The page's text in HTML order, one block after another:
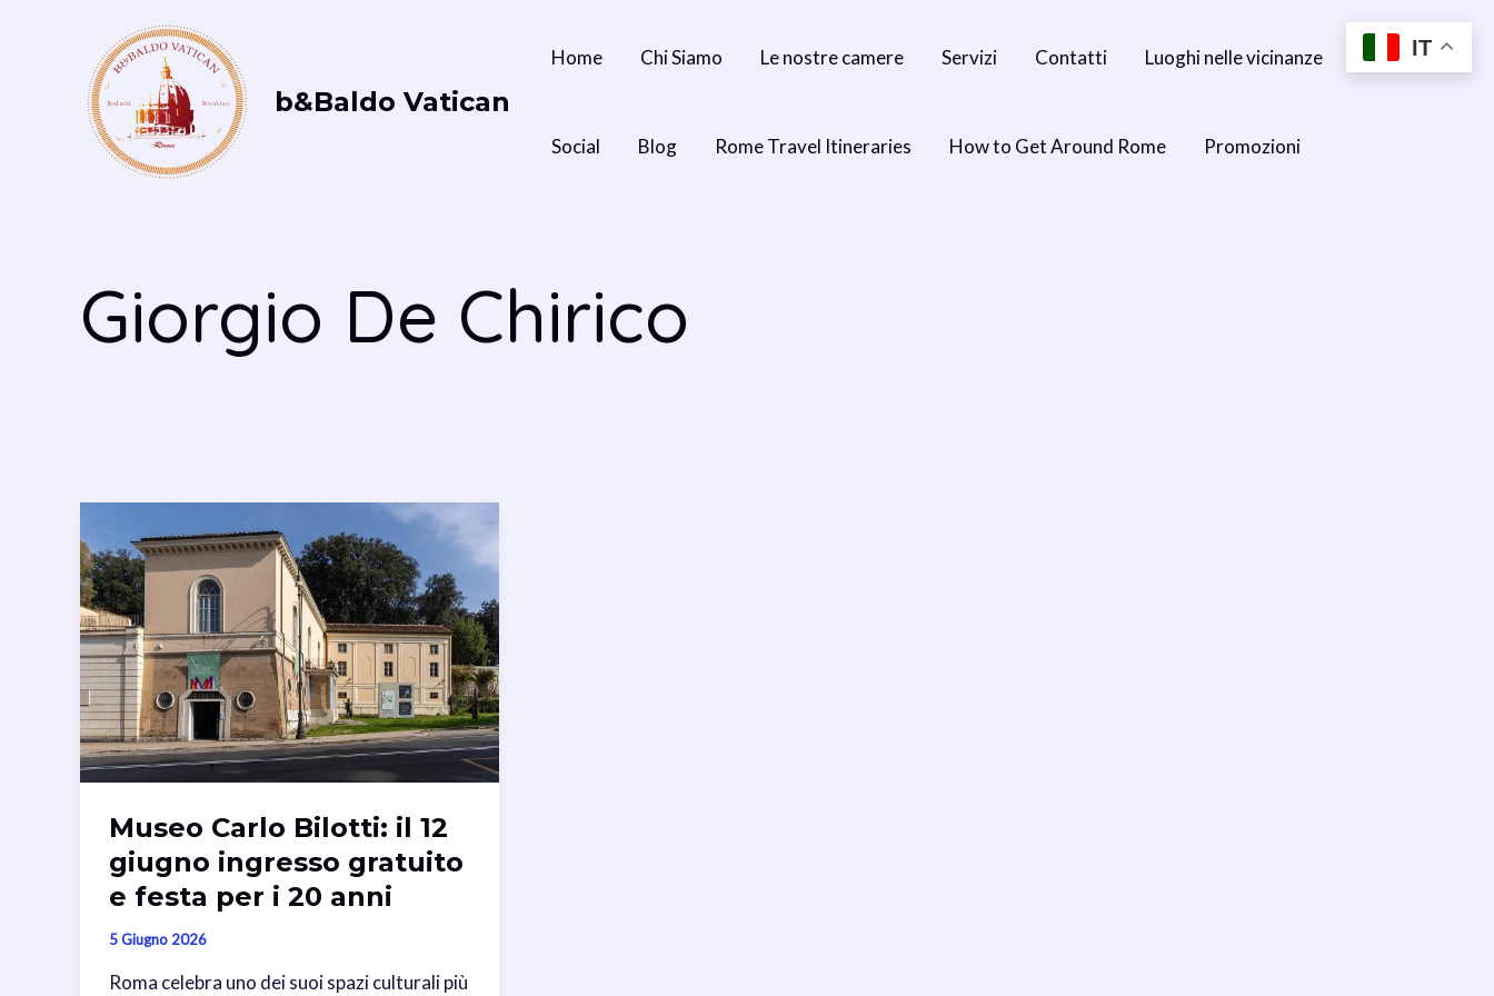
b&Baldo Vatican
Home Chi Siamo Le nostre camere Servizi Contatti Luoghi nelle vicinanze
Social Blog Rome Travel Itineraries How to Get Around Rome Promozioni
Giorgio De Chirico
Museo Carlo Bilotti: il 12
giugno ingresso gratuito
e festa per i 20 anni
5 Giugno 2026
Roma celebra uno dei suoi spazi culturali più
IT